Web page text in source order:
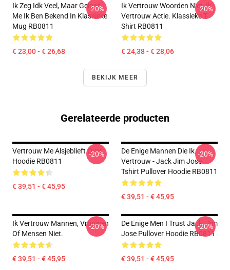
Ik Zeg Idk Veel, Maar Geloof
Me Ik Ben Bekend In Klassieke
Mug RB0811
€ 23,00 - € 26,68
-20%
Ik Vertrouw Woorden Niet, Ik
Vertrouw Actie. Klassieke T-
Shirt RB0811
€ 24,38 - € 28,06
-20%
BEKIJK MEER
Gerelateerde producten
Vertrouw Me Alsjeblieft Over
Hoodie RB0811
€ 39,51 - € 45,95
-20%
De Enige Mannen Die Ik
Vertrouw - Jack Jim Jose
Tshirt Pullover Hoodie RB0811
€ 39,51 - € 45,95
-20%
Ik Vertrouw Mannen, Vrouwen
Of Mensen Niet.
€ 39,51 - € 45,95
-20%
De Enige Men I Trust Jack. Jim
Jose Pullover Hoodie RB0811
€ 39,51 - € 45,95
-20%